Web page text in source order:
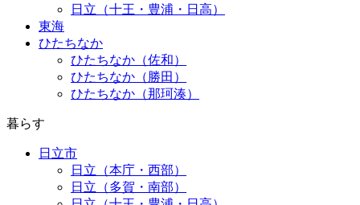
日立（十王・豊浦・日高）
東海
ひたちなか
ひたちなか（佐和）
ひたちなか（勝田）
ひたちなか（那珂湊）
暮らす
日立市
日立（本庁・西部）
日立（多賀・南部）